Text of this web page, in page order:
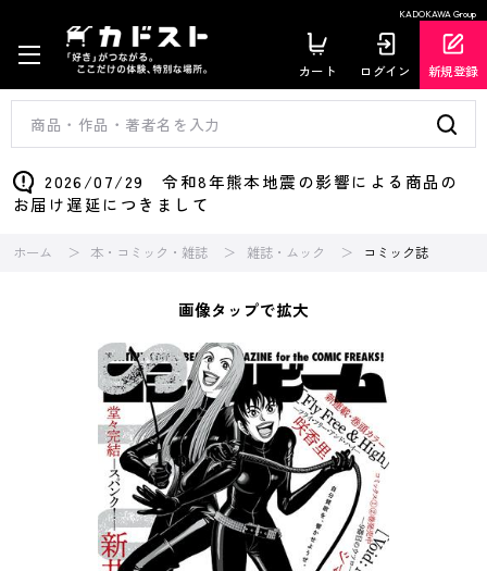
KADOKAWA Group
カート ログイン 新規登録
2026/07/29 令和8年熊本地震の影響による商品の
お届け遅延につきまして
ホーム 本・コミック・雑誌 雑誌・ムック コミック誌
画像タップで拡大